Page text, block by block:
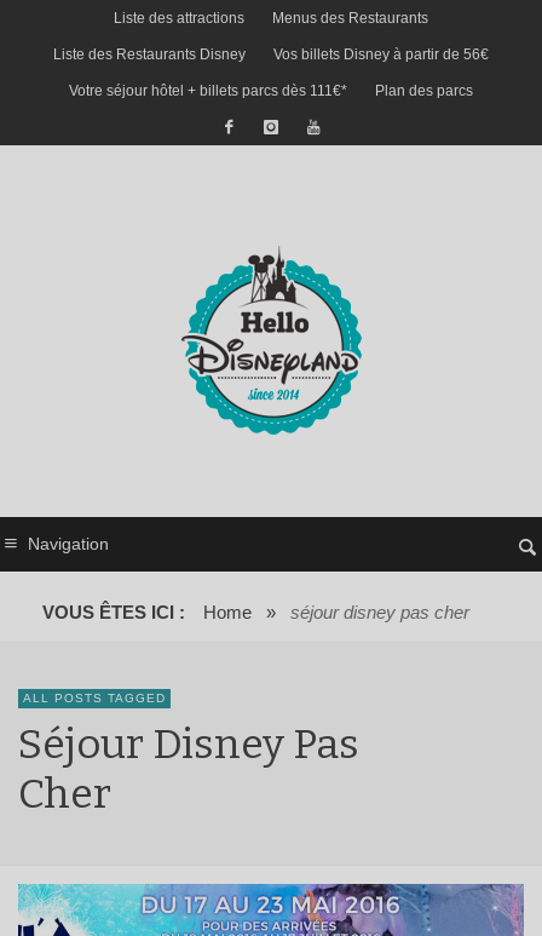
Liste des attractions Menus des Restaurants
Liste des Restaurants Disney Vos billets Disney à partir de 56€
Votre séjour hôtel + billets parcs dès 111€* Plan des parcs
Navigation
VOUS ÊTES ICI : Home » séjour disney pas cher
ALL POSTS TAGGED
Séjour Disney Pas
Cher